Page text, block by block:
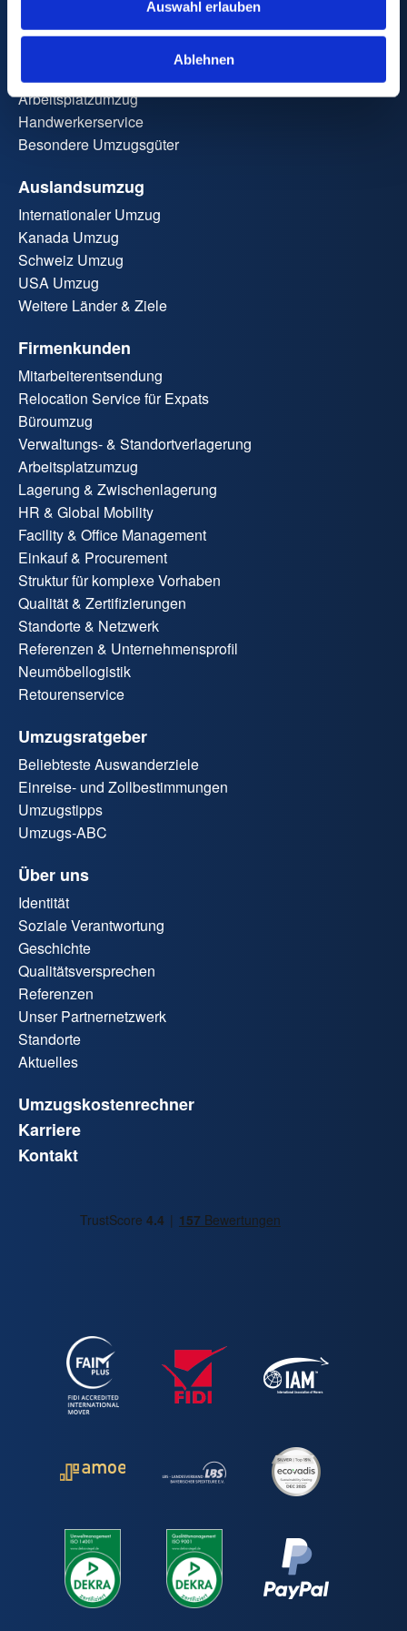
Auswahl erlauben
Ablehnen
Relocation Service für Privatpersonen
Möbeltransport
Lagerung
Arbeitsplatzumzug
Handwerkerservice
Besondere Umzugsgüter
Auslandsumzug
Internationaler Umzug
Kanada Umzug
Schweiz Umzug
USA Umzug
Weitere Länder & Ziele
Firmenkunden
Mitarbeiterentsendung
Relocation Service für Expats
Büroumzug
Verwaltungs- & Standortverlagerung
Arbeitsplatzumzug
Lagerung & Zwischenlagerung
HR & Global Mobility
Facility & Office Management
Einkauf & Procurement
Struktur für komplexe Vorhaben
Qualität & Zertifizierungen
Standorte & Netzwerk
Referenzen & Unternehmensprofil
Neumöbellogistik
Retourenservice
Umzugsratgeber
Beliebteste Auswanderziele
Einreise- und Zollbestimmungen
Umzugstipps
Umzugs-ABC
Über uns
Identität
Soziale Verantwortung
Geschichte
Qualitätsversprechen
Referenzen
Unser Partnernetzwerk
Standorte
Aktuelles
Umzugskostenrechner
Karriere
Kontakt